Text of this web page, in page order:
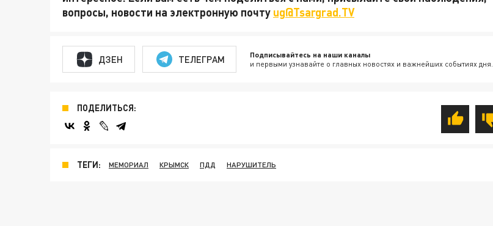
вопросы, новости на электронную почту ug@Tsargrad.TV
ДЗЕН ТЕЛЕГРАМ Подписывайтесь на наши каналы
и первыми узнавайте о главных новостях и важнейших событиях дня.
ПОДЕЛИТЬСЯ:
ТЕГИ: МЕМОРИАЛ КРЫМСК ПДД НАРУШИТЕЛЬ